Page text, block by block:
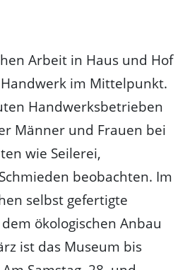
Arbeit in Haus und Hof
im Mittelpunkt.
Handwerksbetrieben
Männer und Frauen bei
wie Seilerei,
beobachten. Im
selbst gefertigte
ökologischen Anbau
ist das Museum bis